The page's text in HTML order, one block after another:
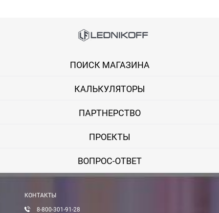
Вы можете оплатить покупку на сайте банковской картой
Оплата при получении
Вы можете оплатить заказ непосредственно при получении
Вы можете оплатить заказ по выставленному счету в любом
ПОИСК МАГАЗИНА
КАЛЬКУЛЯТОРЫ
ПАРТНЕРСТВО
ПРОЕКТЫ
ВОПРОС-ОТВЕТ
КОНТАКТЫ
8-800-301-91-28